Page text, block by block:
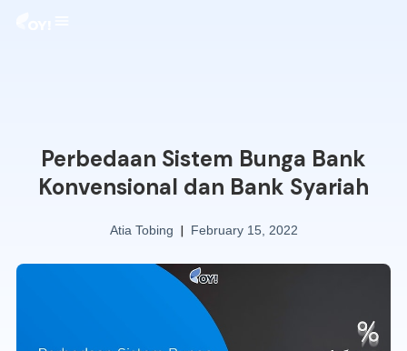
Perbedaan Sistem Bunga Bank
Konvensional dan Bank Syariah
Atia Tobing | February 15, 2022